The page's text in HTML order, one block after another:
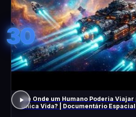
30
Até Onde um Humano Poderia
Única Vida? | Documentário Espacial